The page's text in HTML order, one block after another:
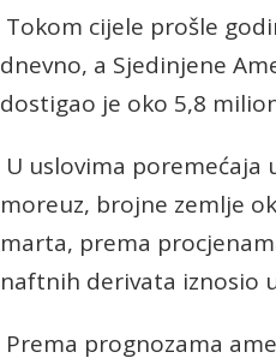
Tokom cijele prošle
dnevno, a Sjedinjene
dostigao je oko 5,8
U uslovima
moreuz, brojne zemlje
marta, prema
naftnih derivata iznosio
Prema prognozama